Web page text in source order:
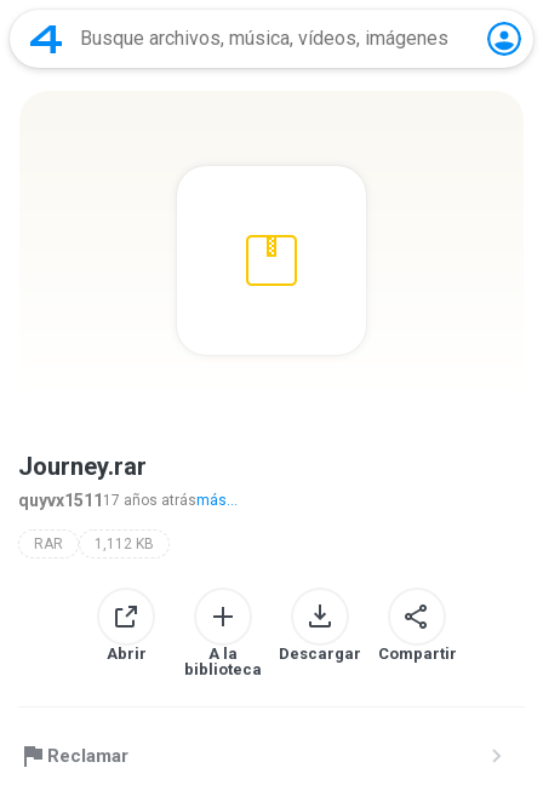
Journey.rar
quyvx1511 17 años atrásmás...
RAR 1,112 KB
Abrir
A la
biblioteca
Descargar Compartir
Reclamar